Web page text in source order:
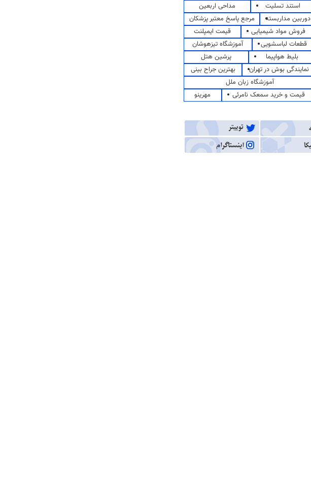
استند تسلیت
مداحی اربعین
دوربین مداربسته
مرجع پاسخ معتبر پزشکان
فروش مواد شیمیایی
قیمت ایمپلنت
قطعات لباسشویی
آموزشگاه تیزهوشان
بلیط هواپیما
پرشین هتل
نمایندگی بوش در تهران
بهترین جراح بینی
آموزشگاه زبان ملل
قیمت و خرید سمعک نامرئی
مهرینو